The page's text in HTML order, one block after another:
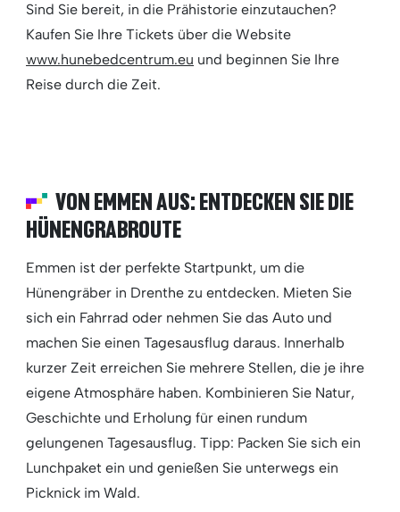
Sind Sie bereit, in die Prähistorie einzutauchen?
Kaufen Sie Ihre Tickets über die Website
www.hunebedcentrum.eu und beginnen Sie Ihre
Reise durch die Zeit.
VON EMMEN AUS: ENTDECKEN SIE DIE
HÜNENGRABROUTE
Emmen ist der perfekte Startpunkt, um die
Hünengräber in Drenthe zu entdecken. Mieten Sie
sich ein Fahrrad oder nehmen Sie das Auto und
machen Sie einen Tagesausflug daraus. Innerhalb
kurzer Zeit erreichen Sie mehrere Stellen, die je ihre
eigene Atmosphäre haben. Kombinieren Sie Natur,
Geschichte und Erholung für einen rundum
gelungenen Tagesausflug. Tipp: Packen Sie sich ein
Lunchpaket ein und genießen Sie unterwegs ein
Picknick im Wald.